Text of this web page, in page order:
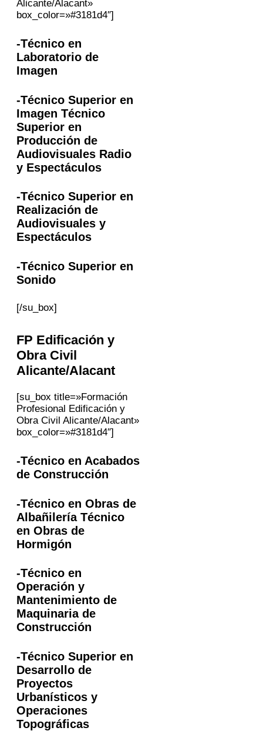
Alicante/Alacant»
box_color=»#3181d4″]
-Técnico en
Laboratorio de
Imagen
-Técnico Superior en
Imagen Técnico
Superior en
Producción de
Audiovisuales Radio
y Espectáculos
-Técnico Superior en
Realización de
Audiovisuales y
Espectáculos
-Técnico Superior en
Sonido
[/su_box]
FP Edificación y
Obra Civil
Alicante/Alacant
[su_box title=»Formación
Profesional Edificación y
Obra Civil Alicante/Alacant»
box_color=»#3181d4″]
-Técnico en Acabados
de Construcción
-Técnico en Obras de
Albañilería Técnico
en Obras de
Hormigón
-Técnico en
Operación y
Mantenimiento de
Maquinaria de
Construcción
-Técnico Superior en
Desarrollo de
Proyectos
Urbanísticos y
Operaciones
Topográficas